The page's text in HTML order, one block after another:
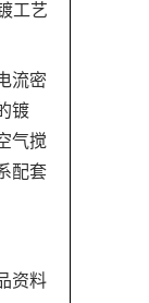
工艺
流密
镀
气搅
配套
资料